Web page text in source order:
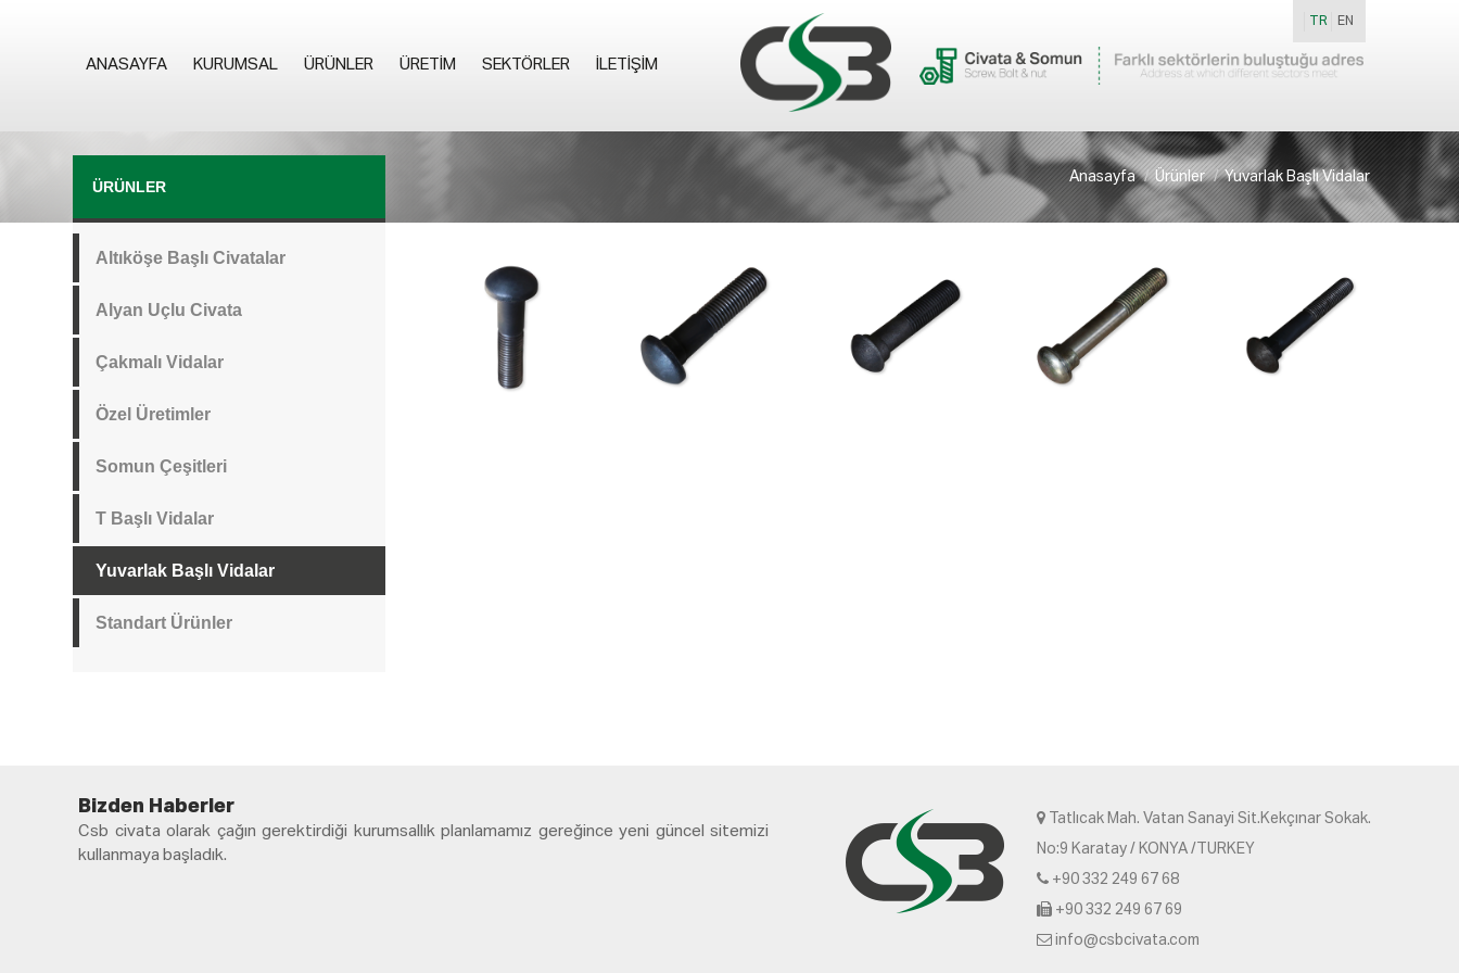
ANASAYFA KURUMSAL ÜRÜNLER ÜRETIM SEKTÖRLER İLETIŞIM
TR EN
Anasayfa Ürünler Yuvarlak Başlı Vidalar
ÜRÜNLER
Altıköşe Başlı Civatalar
Alyan Uçlu Civata
Çakmalı Vidalar
Özel Üretimler
Somun Çeşitleri
T Başlı Vidalar
Yuvarlak Başlı Vidalar
Standart Ürünler
Bizden Haberler
Csb civata olarak çağın gerektirdiği kurumsallık planlamamız gereğince yeni güncel sitemizi
kullanmaya başladık.
Tatlıcak Mah. Vatan Sanayi Sit.Kekçınar Sokak.
No:9 Karatay / KONYA /TURKEY
+90 332 249 67 68
+90 332 249 67 69
info@csbcivata.com